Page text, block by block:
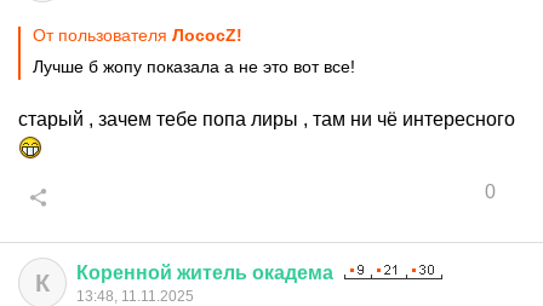
От пользователя ЛососZ!
Лучше б жопу показала а не это вот все!
старый , зачем тебе попа лиры , там ни чё интересного
0
К Коренной житель окадема
13:48, 11.11.2025